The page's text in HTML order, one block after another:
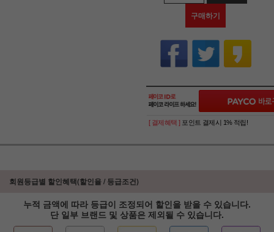
구매하기
[ 결제혜택 ] 포인트 결제시 1% 적립!
회원등급별 할인혜택(할인율 / 등급조건)
누적 금액에 따라 등급이 조정되어 할인을 받을 수 있습니다.
단 일부 브랜드 및 상품은 제외될 수 있습니다.